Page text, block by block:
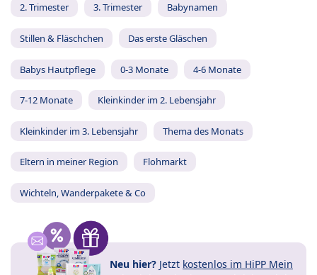
2. Trimester 3. Trimester Babynamen
Stillen & Fläschchen Das erste Gläschen
Babys Hautpflege 0-3 Monate 4-6 Monate
7-12 Monate Kleinkinder im 2. Lebensjahr
Kleinkinder im 3. Lebensjahr Thema des Monats
Eltern in meiner Region Flohmarkt
Wichteln, Wanderpakete & Co
Neu hier? Jetzt kostenlos im HiPP Mein